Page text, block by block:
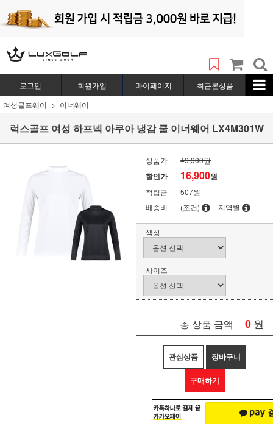
로그인 회원가입 마이페이지
최근본상품
여성골프웨어
이너웨어
럭스골프 여성 하프넥 아쿠아 냉감 쿨 이너웨어 LX4M301W
상품가 49,900원
할인가 16,900원
적립금
507원
배송비
(조건) 지역별
색상
사이즈
총 상품 금액 0 원
관심상품 장바구니
구매하기